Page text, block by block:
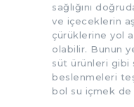
sağlığını
ve içeceklerin
çürüklerine yol
olabilir. Bunun
süt ürünleri gibi
beslenmeleri
bol su içmek de